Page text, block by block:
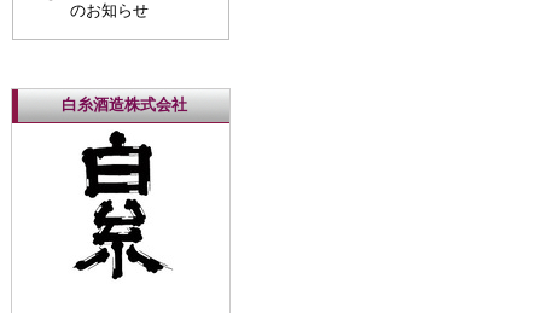
のお知らせ
白糸酒造株式会社